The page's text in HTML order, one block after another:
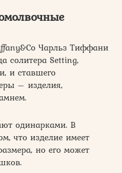
Чарльз Тиффани
солитера Setting,
и ставшего
– изделия,
одинарками. В
что изделие имеет
но его может